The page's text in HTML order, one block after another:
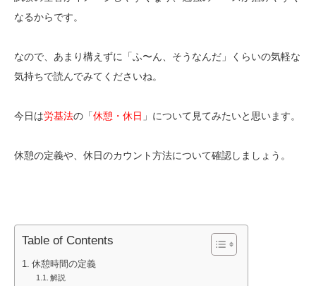
なるからです。
なので、あまり構えずに「ふ〜ん、そうなんだ」くらいの気軽な
気持ちで読んでみてくださいね。
今日は労基法の「休憩・休日 」について見てみたいと思います。
休憩の定義や、休日のカウント方法について確認しましょう。
Table of Contents
休憩時間の定義
解説